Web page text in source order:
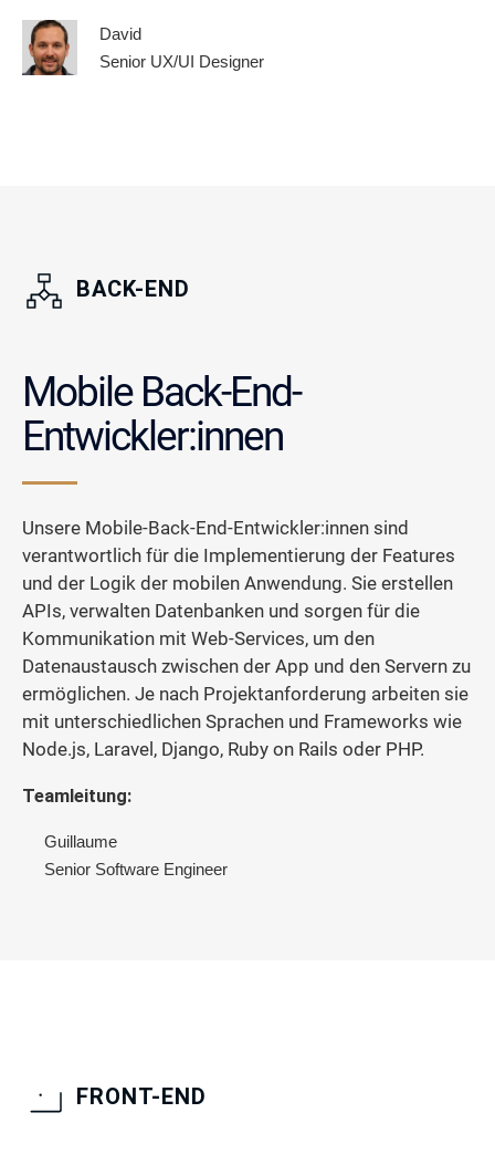
David
Senior UX/UI Designer
BACK-END
Mobile Back-End-
Entwickler:innen
Unsere Mobile-Back-End-Entwickler:innen sind
verantwortlich für die Implementierung der Features
und der Logik der mobilen Anwendung. Sie erstellen
APIs, verwalten Datenbanken und sorgen für die
Kommunikation mit Web-Services, um den
Datenaustausch zwischen der App und den Servern zu
ermöglichen. Je nach Projektanforderung arbeiten sie
mit unterschiedlichen Sprachen und Frameworks wie
Node.js, Laravel, Django, Ruby on Rails oder PHP.
Teamleitung:
Guillaume
Senior Software Engineer
FRONT-END